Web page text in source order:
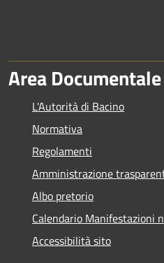
Area Documentale
L'Autorità di Bacino
Normativa
Regolamenti
Amministrazione
Albo pretorio
Calendario Manifestazioni
Accessibilità sito